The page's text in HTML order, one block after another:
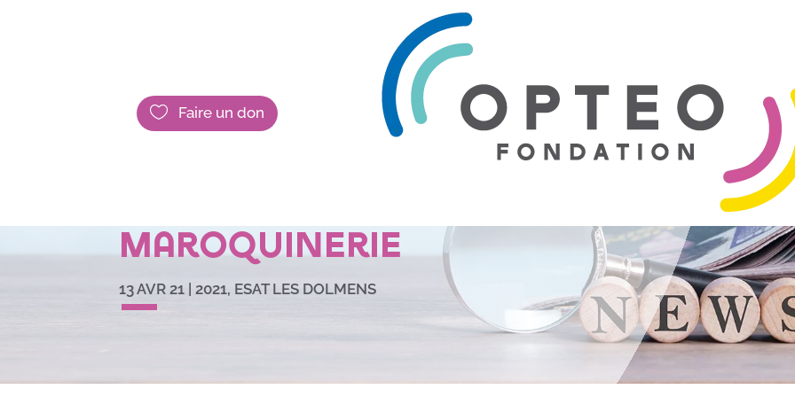
 Faire un don
Première validation de
maroquinerie
13 AVR 21 | 2021, ESAT LES DOLMENS